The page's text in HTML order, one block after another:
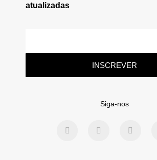
atualizadas
INSCREVER
Siga-nos